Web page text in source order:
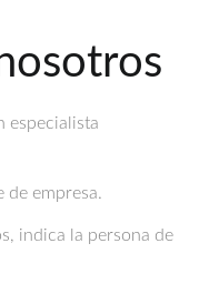
especialista
de empresa.
indica la persona de